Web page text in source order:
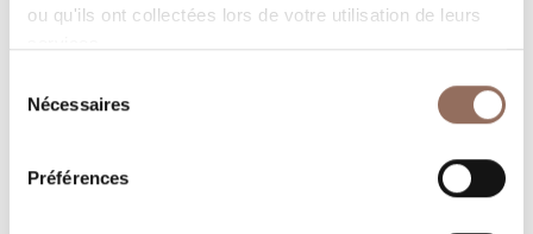
ou qu'ils ont collectées lors de votre utilisation de leurs
Nécessaires
Préférences